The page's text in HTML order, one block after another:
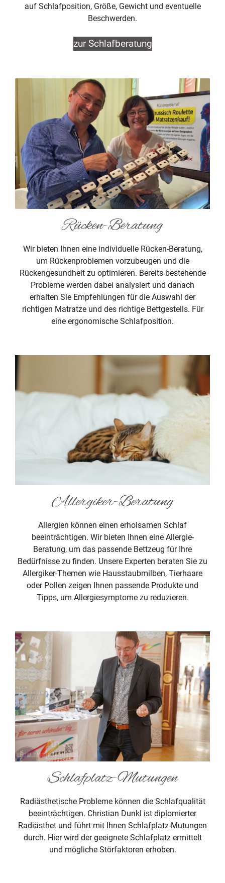
auf Schlafposition, Größe, Gewicht und eventuelle
Beschwerden.
zur Schlafberatung
Rücken-Beratung
Wir bieten Ihnen eine individuelle Rücken-Beratung,
um Rückenproblemen vorzubeugen und die
Rückengesundheit zu optimieren. Bereits bestehende
Probleme werden dabei analysiert und danach
erhalten Sie Empfehlungen für die Auswahl der
richtigen Matratze und des richtige Bettgestells. Für
eine ergonomische Schlafposition.
Allergiker-Beratung
Allergien können einen erholsamen Schlaf
beeinträchtigen. Wir bieten Ihnen eine Allergie-
Beratung, um das passende Bettzeug für Ihre
Bedürfnisse zu finden. Unsere Experten beraten Sie zu
Allergiker-Themen wie Hausstaubmilben, Tierhaare
oder Pollen zeigen Ihnen passende Produkte und
Tipps, um Allergiesymptome zu reduzieren.
Schlafplatz-Mutungen
Radiästhetische Probleme können die Schlafqualität
beeinträchtigen. Christian Dunkl ist diplomierter
Radiästhet und führt mit Ihnen Schlafplatz-Mutungen
durch. Hier wird der geeignete Schlafplatz ermittelt
und mögliche Störfaktoren erhoben.